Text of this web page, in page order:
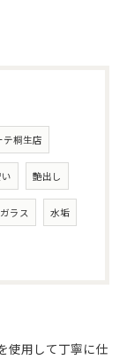
テ桐生店
艶出し
ガラス 水垢
使用して丁寧に仕